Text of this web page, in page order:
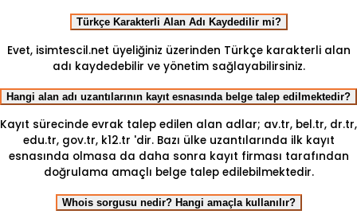
Türkçe Karakterli Alan Adı Kaydedilir mi?
Evet, isimtescil.net üyeliğiniz üzerinden Türkçe karakterli alan
adı kaydedebilir ve yönetim sağlayabilirsiniz.
Hangi alan adı uzantılarının kayıt esnasında belge talep edilmektedir?
Kayıt sürecinde evrak talep edilen alan adlar; av.tr, bel.tr, dr.tr,
edu.tr, gov.tr, k12.tr 'dir. Bazı ülke uzantılarında ilk kayıt
esnasında olmasa da daha sonra kayıt firması tarafından
doğrulama amaçlı belge talep edilebilmektedir.
Whois sorgusu nedir? Hangi amaçla kullanılır?